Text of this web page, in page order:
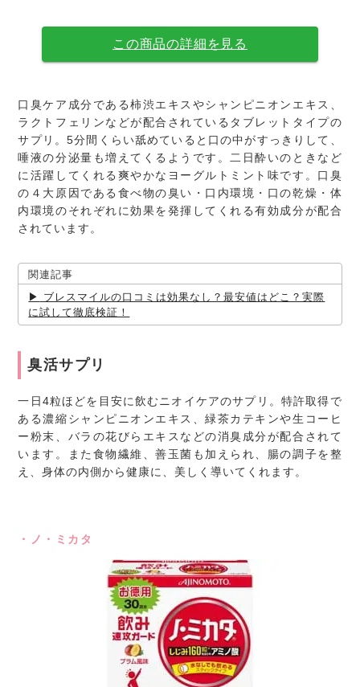
この商品の詳細を見る
口臭ケア成分である柿渋エキスやシャンピニオンエキス、
ラクトフェリンなどが配合されているタブレットタイプの
サプリ。5分間くらい舐めていると口の中がすっきりして、
唾液の分泌量も増えてくるようです。二日酔いのときなど
に活躍してくれる爽やかなヨーグルトミント味です。口臭
の４大原因である食べ物の臭い・口内環境・口の乾燥・体
内環境のそれぞれに効果を発揮してくれる有効成分が配合
されています。
関連記事
ブレスマイルの口コミは効果なし？最安値はどこ？実際
に試して徹底検証！
臭活サプリ
一日4粒ほどを目安に飲むニオイケアのサプリ。特許取得で
ある濃縮シャンピニオンエキス、緑茶カテキンや生コーヒ
ー粉末、バラの花びらエキスなどの消臭成分が配合されて
います。また食物繊維、善玉菌も加えられ、腸の調子を整
え、身体の内側から健康に、美しく導いてくれます。
・ノ・ミカタ